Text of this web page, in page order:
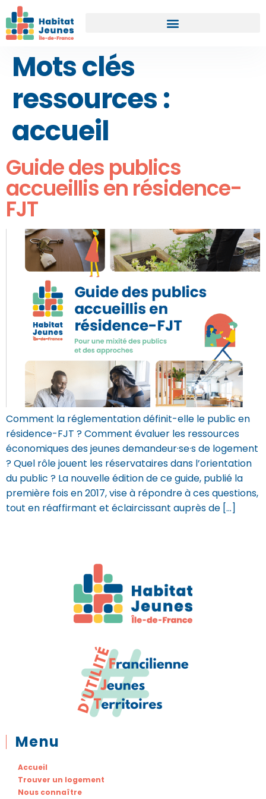
Mots clés
ressources :
accueil
Guide des publics
accueillis en résidence-
FJT
Comment la réglementation définit-elle le public en
résidence-FJT ? Comment évaluer les ressources
économiques des jeunes demandeur·se·s de logement
? Quel rôle jouent les réservataires dans l’orientation
du public ? La nouvelle édition de ce guide, publié la
première fois en 2017, vise à répondre à ces questions,
tout en réaffirmant et éclaircissant auprès de […]
Menu
Accueil
Trouver un logement
Nous connaître